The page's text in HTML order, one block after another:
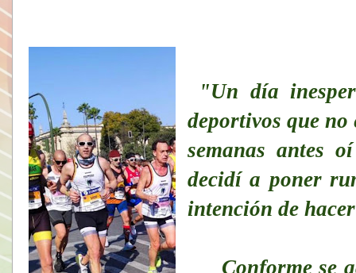
"Un día
deportivos que no
semanas antes
decidí a poner
intención de
Conforme se